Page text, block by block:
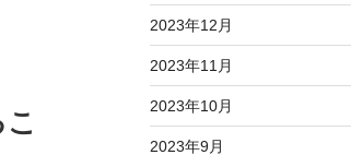
2023年12月
2023年11月
2023年10月
2023年9月